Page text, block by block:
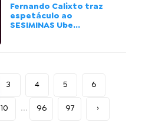
Fernando Calixto traz
espetáculo ao
SESIMINAS Ube...
3 4 5 6
10 ... 96 97 ›